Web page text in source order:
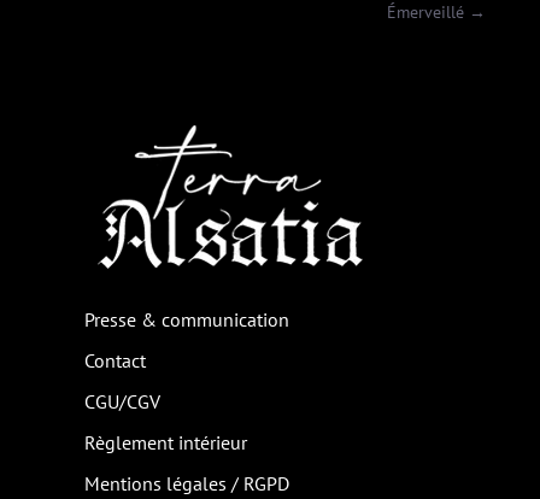
Émerveillé →
Presse & communication
Contact
CGU/CGV
Règlement intérieur
Mentions légales / RGPD